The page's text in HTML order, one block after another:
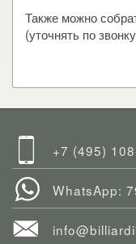
Также можно
(уточнять по
+7 (495)
WhatsApp: